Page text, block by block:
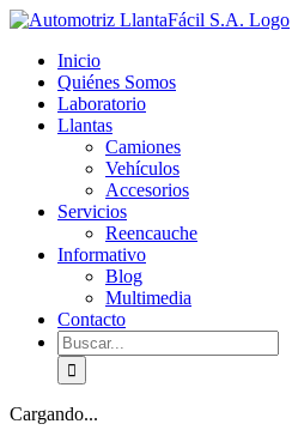
Skip
content
facebook
youtube
Inicio
Quiénes Somos
Laboratorio
Llantas
Camiones
Vehículos
Accesorios
Servicios
Reencauche
Informativo
Blog
Multimedia
Contacto
Buscar:
Cargando...